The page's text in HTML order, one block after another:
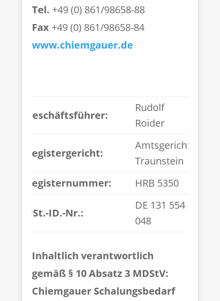
Tel. +49 (0) 861/98658-88
Fax+49 (0) 861/98658-84
www.chiemgauer.de
Geschäftsführer:
Rudolf
Roider
Registergericht:
Amtsgericht
Traunstein
Registernummer:
HRB 5350
USt.-ID.-Nr.:
DE 131 554
048
Inhaltlich verantwortlich
gemäß § 10 Absatz 3 MDStV:
Chiemgauer Schalungsbedarf